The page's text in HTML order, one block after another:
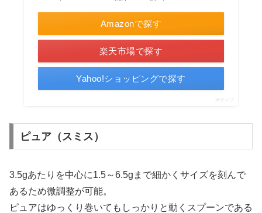
Amazonで探す
楽天市場で探す
Yahoo!ショッピングで探す
ポチップ
ピュア（スミス）
3.5gあたりを中心に1.5～6.5gまで細かくサイズを刻んで
あるため微調整が可能。
ピュアはゆっくり巻いてもしっかりと動くスプーンである